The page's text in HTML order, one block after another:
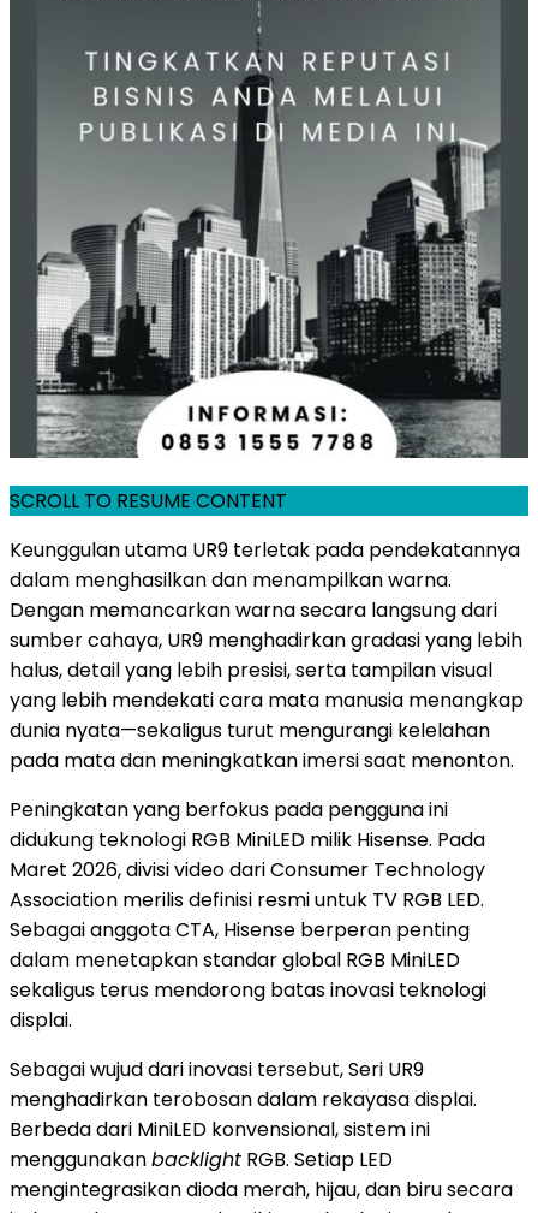
SCROLL TO RESUME CONTENT
Keunggulan utama UR9 terletak pada pendekatannya
dalam menghasilkan dan menampilkan warna.
Dengan memancarkan warna secara langsung dari
sumber cahaya, UR9 menghadirkan gradasi yang lebih
halus, detail yang lebih presisi, serta tampilan visual
yang lebih mendekati cara mata manusia menangkap
dunia nyata—sekaligus turut mengurangi kelelahan
pada mata dan meningkatkan imersi saat menonton.
Peningkatan yang berfokus pada pengguna ini
didukung teknologi RGB MiniLED milik Hisense. Pada
Maret 2026, divisi video dari Consumer Technology
Association merilis definisi resmi untuk TV RGB LED.
Sebagai anggota CTA, Hisense berperan penting
dalam menetapkan standar global RGB MiniLED
sekaligus terus mendorong batas inovasi teknologi
displai.
Sebagai wujud dari inovasi tersebut, Seri UR9
menghadirkan terobosan dalam rekayasa displai.
Berbeda dari MiniLED konvensional, sistem ini
menggunakanbacklight RGB. Setiap LED
mengintegrasikan dioda merah, hijau, dan biru secara